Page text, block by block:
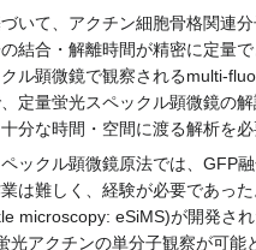
いて、アクチン細胞骨格関連
結合・解離時間が精密に定量
ル顕微鏡で観察されるmulti-
定量蛍光スペックル顕微鏡の
分な時間・空間に渡る解析を必
ックル顕微鏡原法では、GFP
は難しく、経験が必要であっ
microscopy: eSiMS)が開発さ
光アクチンの単分子観察が可能